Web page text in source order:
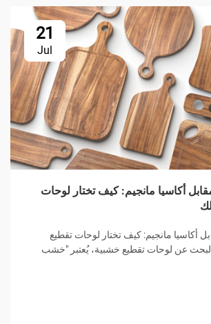
21
Jul
أكاسيا مانجيم: كيف تختار لوحات
أكاسيا مانجيم: كيف تختار لوحات تقطيع
عن لوحات تقطيع خشبية، يُعتبر "خشب